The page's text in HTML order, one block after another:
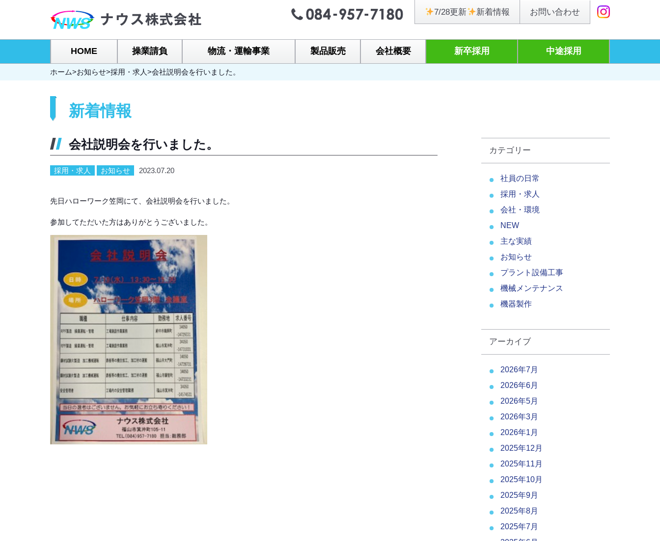
7/28更新 新着情報 お問い合わせ
HOME 操業請負 物流・運輸事業 製品販売 会社概要 新卒採用 中途採用
ホーム>お知らせ>採用・求人>会社説明会を行いました。
新着情報
会社説明会を行いました。
採用・求人 お知らせ 2023.07.20
先日ハローワーク笠岡にて、会社説明会を行いました。
参加してただいた方はありがとうございました。
カテゴリー
社員の日常
採用・求人
会社・環境
NEW
主な実績
お知らせ
プラント設備工事
機械メンテナンス
機器製作
アーカイブ
2026年7月
2026年6月
2026年5月
2026年3月
2026年1月
2025年12月
2025年11月
2025年10月
2025年9月
2025年8月
2025年7月